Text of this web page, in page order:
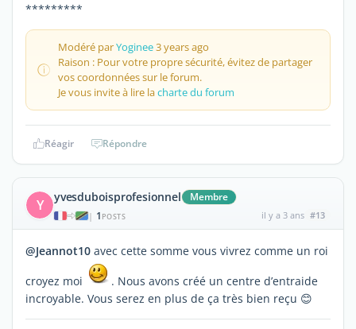
*********
Modéré parYoginee3 years ago
Raison : Pour votre propre sécurité, évitez de partager
vos coordonnées sur le forum.
Je vous invite à lire lacharte du forum
Réagir Répondre
Y yvesduboisprofesionnel Membre
| 1 POSTS il y a 3 ans #13
@Jeannot10 avec cette somme vous vivrez comme un roi
croyez moi
. Nous avons créé un centre d’entraide
incroyable. Vous serez en plus de ça très bien reçu 😊